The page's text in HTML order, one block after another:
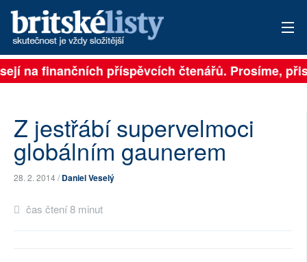
PŘIHLÁSIT
ARCHIV
ROZHOVORY
na finančních příspěvcích čtenářů. Prosíme,
Z jestřábí supervelmoci
globálním gaunerem
28. 2. 2014 /Daniel Veselý
čas čtení 8 minut